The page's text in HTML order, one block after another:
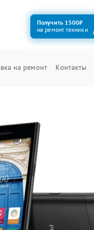
Получить 1500₽
на ремонт техники
на ремонт Контакты